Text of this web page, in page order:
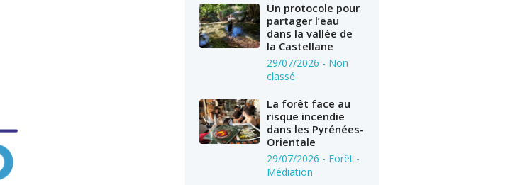
Un protocole pour
partager l’eau
dans la vallée de
la Castellane
29/07/2026 - Non
classé
La forêt face au
risque incendie
dans les Pyrénées-
Orientale
29/07/2026 - Forêt -
Médiation